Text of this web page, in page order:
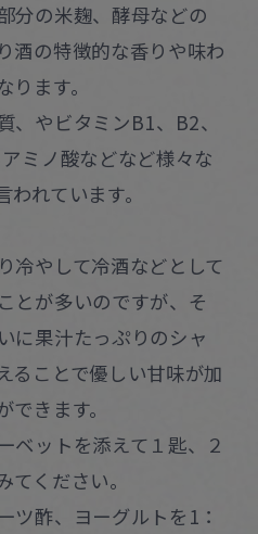
分の米麹、酵母などの
酒の特徴的な香りや味わ
ます。
、やビタミンB1、B2、
ミノ酸などなど様々な
れています。
冷やして冷酒などとして
とが多いのですが、そ
に果汁たっぷりのシャ
ることで優しい甘味が加
きます。
ベットを添えて１匙、２
ください。
ツ酢、ヨーグルトを1：